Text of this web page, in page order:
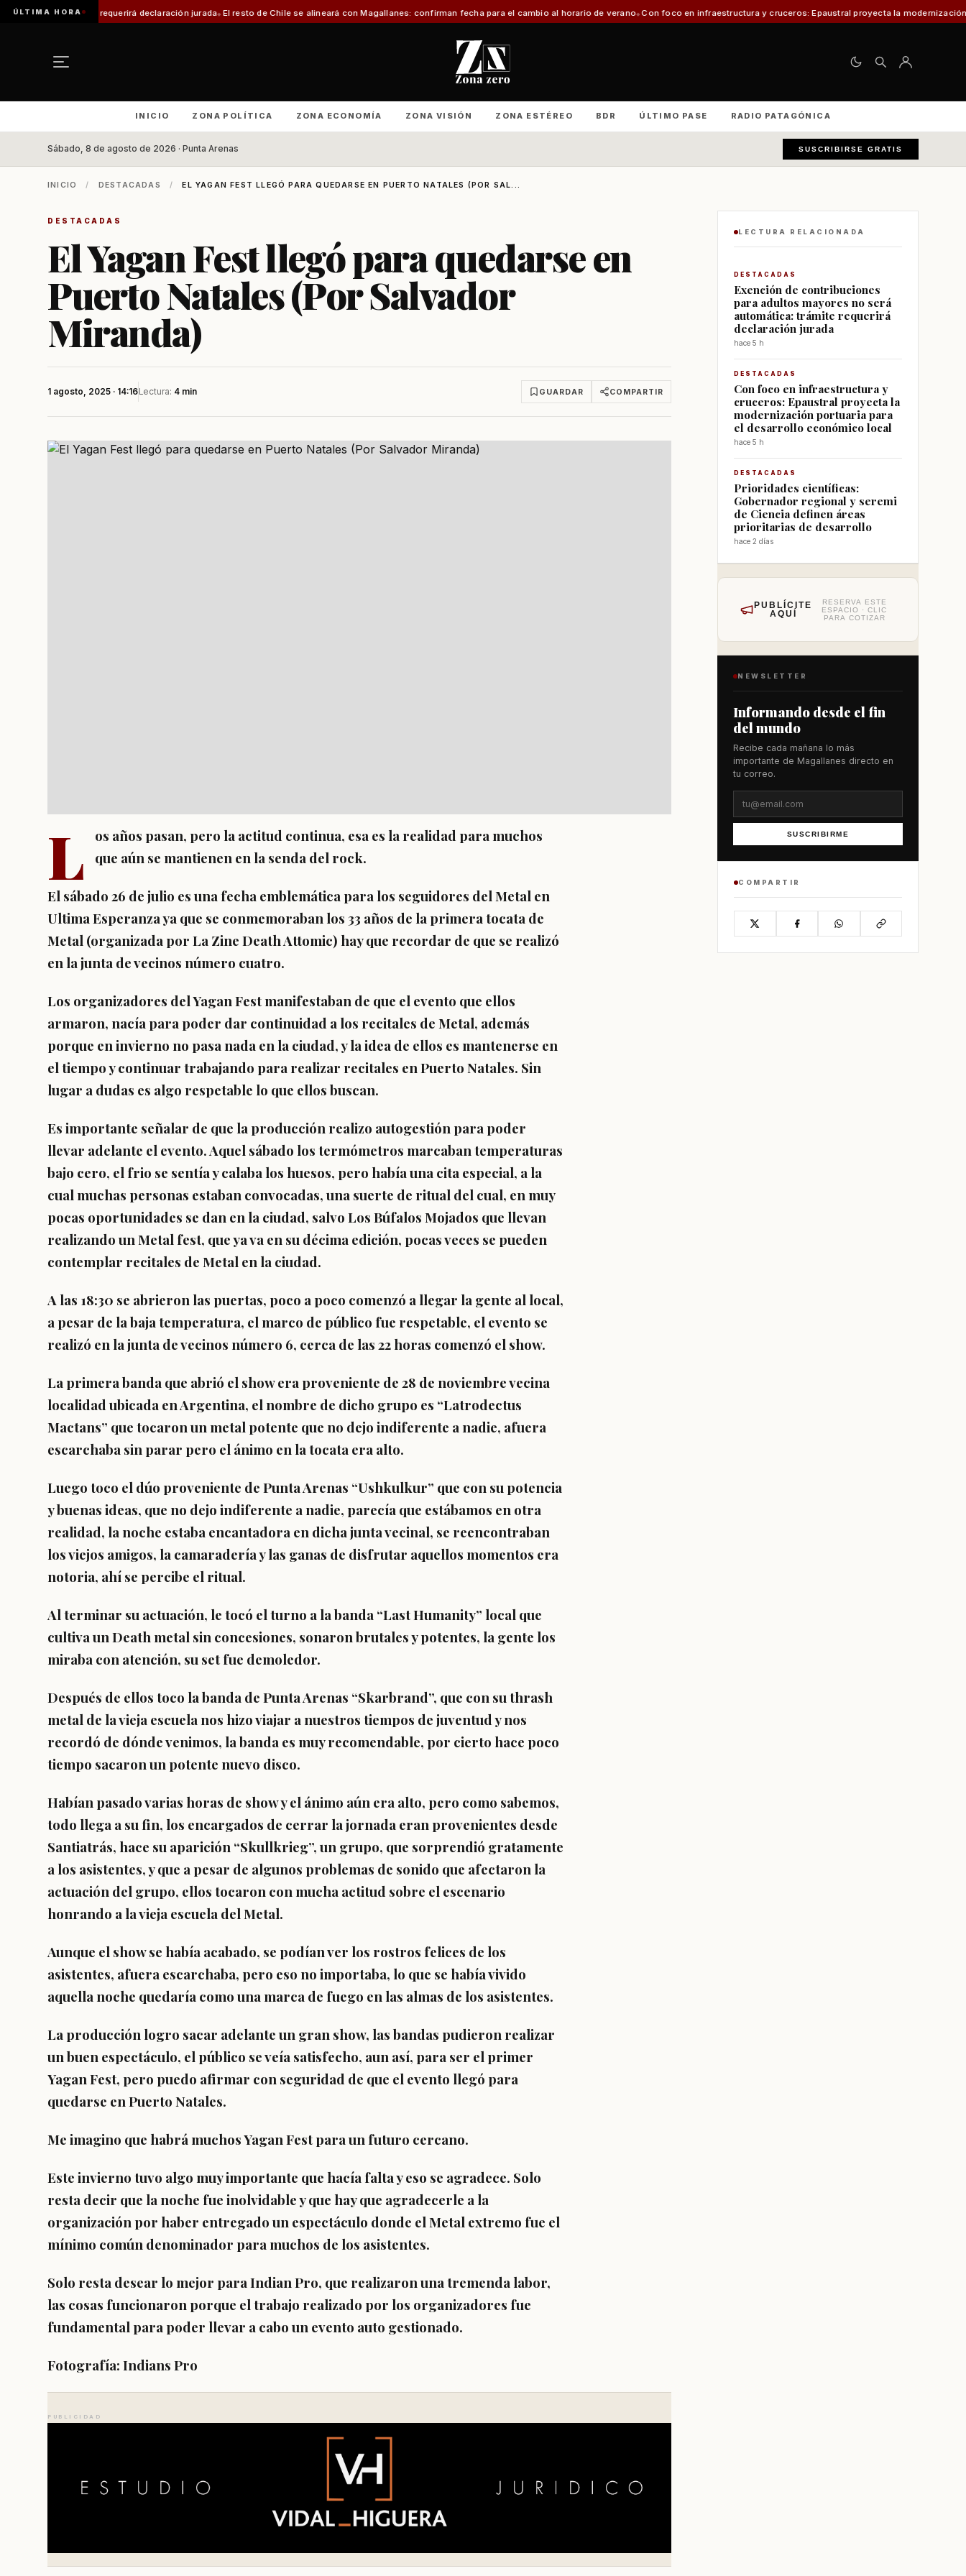
ÚLTIMA HORA
requerirá declaración jurada El resto de Chile se alineará con Magallanes: confirman fecha para el cambio al horario de verano Con foco en infraestructura y cruceros: Epaustral proyecta la modernización portuaria para el
INICIO ZONA POLÍTICA ZONA ECONOMÍA ZONA VISIÓN ZONA ESTÉREO BDR ÚLTIMO PASE RADIO PATAGÓNICA
Sábado, 8 de agosto de 2026 · Punta Arenas SUSCRIBIRSE GRATIS
INICIO / DESTACADAS / EL YAGAN FEST LLEGÓ PARA QUEDARSE EN PUERTO NATALES (POR SAL...
DESTACADAS
El Yagan Fest llegó para quedarse en
Puerto Natales (Por Salvador
Miranda)
1 agosto, 2025 · 14:16Lectura: 4 min GUARDAR COMPARTIR
L
os años pasan, pero la actitud continua, esa es la realidad para muchos
que aún se mantienen en la senda del rock.
El sábado 26 de julio es una fecha emblemática para los seguidores del Metal en
Ultima Esperanza ya que se conmemoraban los 33 años de la primera tocata de
Metal (organizada por La Zine Death Attomic) hay que recordar de que se realizó
en la junta de vecinos número cuatro.
Los organizadores del Yagan Fest manifestaban de que el evento que ellos
armaron, nacía para poder dar continuidad a los recitales de Metal, además
porque en invierno no pasa nada en la ciudad, y la idea de ellos es mantenerse en
el tiempo y continuar trabajando para realizar recitales en Puerto Natales. Sin
lugar a dudas es algo respetable lo que ellos buscan.
Es importante señalar de que la producción realizo autogestión para poder
llevar adelante el evento. Aquel sábado los termómetros marcaban temperaturas
bajo cero, el frio se sentía y calaba los huesos, pero había una cita especial, a la
cual muchas personas estaban convocadas, una suerte de ritual del cual, en muy
pocas oportunidades se dan en la ciudad, salvo Los Búfalos Mojados que llevan
realizando un Metal fest, que ya va en su décima edición, pocas veces se pueden
contemplar recitales de Metal en la ciudad.
A las 18:30 se abrieron las puertas, poco a poco comenzó a llegar la gente al local,
a pesar de la baja temperatura, el marco de público fue respetable, el evento se
realizó en la junta de vecinos número 6, cerca de las 22 horas comenzó el show.
La primera banda que abrió el show era proveniente de 28 de noviembre vecina
localidad ubicada en Argentina, el nombre de dicho grupo es “Latrodectus
Mactans” que tocaron un metal potente que no dejo indiferente a nadie, afuera
escarchaba sin parar pero el ánimo en la tocata era alto.
Luego toco el dúo proveniente de Punta Arenas “Ushkulkur” que con su potencia
y buenas ideas, que no dejo indiferente a nadie, parecía que estábamos en otra
realidad, la noche estaba encantadora en dicha junta vecinal, se reencontraban
los viejos amigos, la camaradería y las ganas de disfrutar aquellos momentos era
notoria, ahí se percibe el ritual.
Al terminar su actuación, le tocó el turno a la banda “Last Humanity” local que
cultiva un Death metal sin concesiones, sonaron brutales y potentes, la gente los
miraba con atención, su set fue demoledor.
Después de ellos toco la banda de Punta Arenas “Skarbrand”, que con su thrash
metal de la vieja escuela nos hizo viajar a nuestros tiempos de juventud y nos
recordó de dónde venimos, la banda es muy recomendable, por cierto hace poco
tiempo sacaron un potente nuevo disco.
Habían pasado varias horas de show y el ánimo aún era alto, pero como sabemos,
todo llega a su fin, los encargados de cerrar la jornada eran provenientes desde
Santiatrás, hace su aparición “Skullkrieg”, un grupo, que sorprendió gratamente
a los asistentes, y que a pesar de algunos problemas de sonido que afectaron la
actuación del grupo, ellos tocaron con mucha actitud sobre el escenario
honrando a la vieja escuela del Metal.
Aunque el show se había acabado, se podían ver los rostros felices de los
asistentes, afuera escarchaba, pero eso no importaba, lo que se había vivido
aquella noche quedaría como una marca de fuego en las almas de los asistentes.
La producción logro sacar adelante un gran show, las bandas pudieron realizar
un buen espectáculo, el público se veía satisfecho, aun así, para ser el primer
Yagan Fest, pero puedo afirmar con seguridad de que el evento llegó para
quedarse en Puerto Natales.
Me imagino que habrá muchos Yagan Fest para un futuro cercano.
Este invierno tuvo algo muy importante que hacía falta y eso se agradece. Solo
resta decir que la noche fue inolvidable y que hay que agradecerle a la
organización por haber entregado un espectáculo donde el Metal extremo fue el
mínimo común denominador para muchos de los asistentes.
Solo resta desear lo mejor para Indian Pro, que realizaron una tremenda labor,
las cosas funcionaron porque el trabajo realizado por los organizadores fue
fundamental para poder llevar a cabo un evento auto gestionado.
Fotografía: Indians Pro
PUBLICIDAD
LECTURA RELACIONADA
DESTACADAS
Exención de contribuciones
para adultos mayores no será
automática: trámite requerirá
declaración jurada
hace 5 h
DESTACADAS
Con foco en infraestructura y
cruceros: Epaustral proyecta la
modernización portuaria para
el desarrollo económico local
hace 5 h
DESTACADAS
Prioridades científicas:
Gobernador regional y seremi
de Ciencia definen áreas
prioritarias de desarrollo
hace 2 días
PUBLÍCITE
AQUÍ
RESERVA ESTE
ESPACIO · CLIC
PARA COTIZAR
NEWSLETTER
Informando desde el fin
del mundo
Recibe cada mañana lo más
importante de Magallanes directo en
tu correo.
SUSCRIBIRME
COMPARTIR